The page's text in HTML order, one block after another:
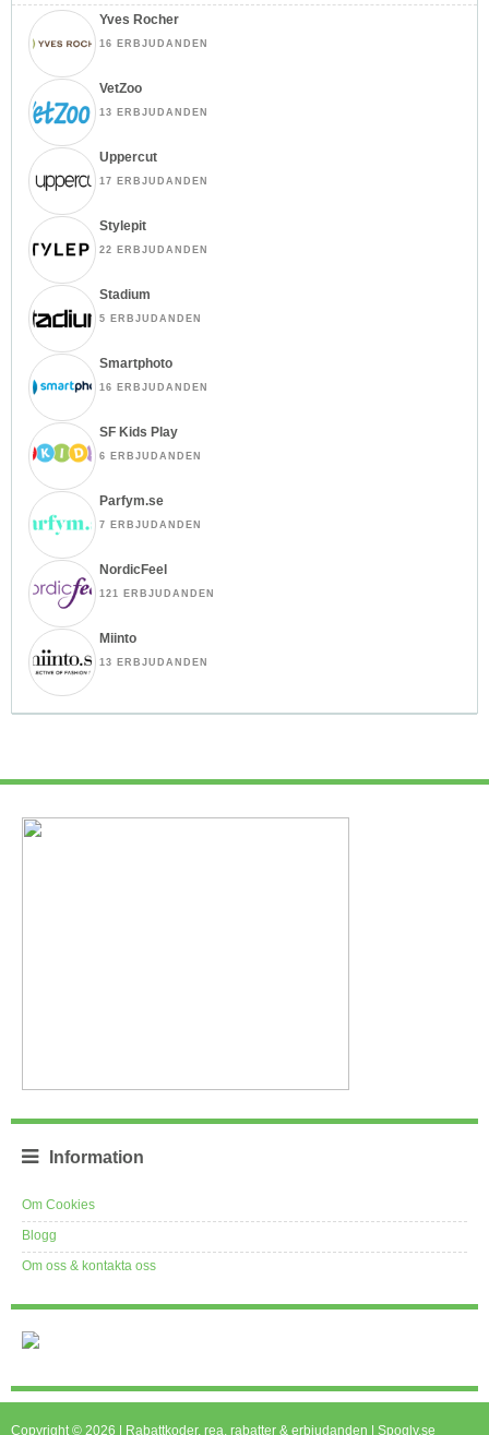
Yves Rocher
16 ERBJUDANDEN
VetZoo
13 ERBJUDANDEN
Uppercut
17 ERBJUDANDEN
Stylepit
22 ERBJUDANDEN
Stadium
5 ERBJUDANDEN
Smartphoto
16 ERBJUDANDEN
SF Kids Play
6 ERBJUDANDEN
Parfym.se
7 ERBJUDANDEN
NordicFeel
121 ERBJUDANDEN
Miinto
13 ERBJUDANDEN
Information
Om Cookies
Blogg
Om oss & kontakta oss
Copyright © 2026 | Rabattkoder, rea, rabatter & erbjudanden | Spogly.se